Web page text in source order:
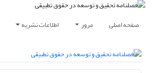
صفحه اصلی مرور اطلاعات نشریه